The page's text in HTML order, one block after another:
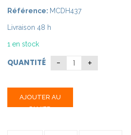
initial
était :
Référence: MCDH437
Livraison 48 h
1 en stock
QUANTITÉ
AJOUTER AU
PANIER